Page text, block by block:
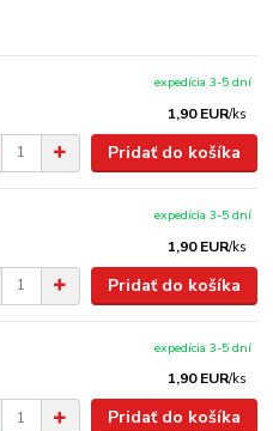
1,90 EUR/ks
expedícia 3-5 dní
Pridať do košíka
1,90 EUR/ks
expedícia 3-5 dní
Pridať do košíka
1,90 EUR/ks
expedícia 3-5 dní
Pridať do košíka